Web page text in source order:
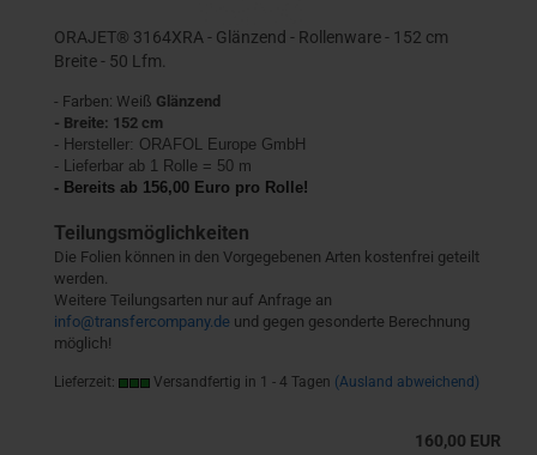
ORAJET® 3164XRA - Glänzend - Rollenware - 152 cm
Breite - 50 Lfm.
- Farben: Weiß Glänzend
- Breite: 152 cm
- Hersteller: ORAFOL Europe GmbH
- Lieferbar ab 1 Rolle = 50 m
- Bereits ab 156,00 Euro pro Rolle!
Teilungsmöglichkeiten
Die Folien können in den Vorgegebenen Arten kostenfrei geteilt
werden.
Weitere Teilungsarten nur auf Anfrage an
info@transfercompany.de und gegen gesonderte Berechnung
möglich!
Lieferzeit: Versandfertig in 1 - 4 Tagen (Ausland abweichend)
160,00 EUR